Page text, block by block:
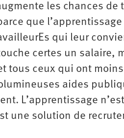
les chances
que
qui leur
certes un salaire,
tous ceux qui ont
aides
L’apprentissage
une solution de